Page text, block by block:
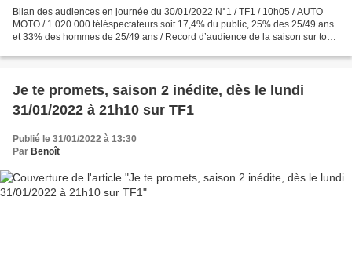
Bilan des audiences en journée du 30/01/2022 N°1 / TF1 / 10h05 / AUTO
MOTO / 1 020 000 téléspectateurs soit 17,4% du public, 25% des 25/49 ans
et 33% des hommes de 25/49 ans / Record d’audience de la saison sur tous
Je te promets, saison 2 inédite, dès le lundi
31/01/2022 à 21h10 sur TF1
Publié le 31/01/2022 à 13:30
Par Benoît